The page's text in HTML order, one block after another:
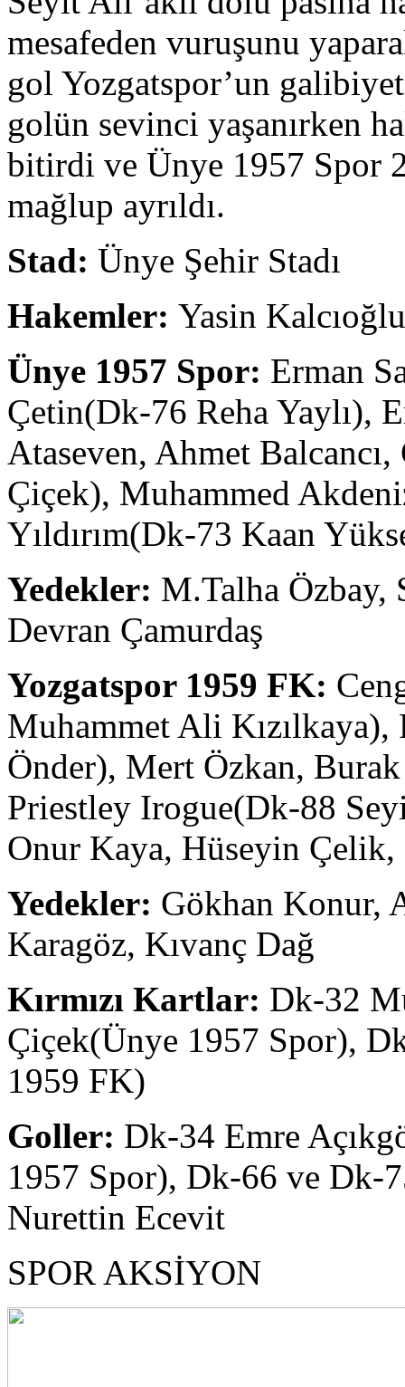
mesafeden vuruşunu
gol Yozgatspor’un
golün sevinci yaşanırken
bitirdi ve Ünye 1957 Spor
mağlup ayrıldı.
Stad: Ünye Şehir Stadı
Hakemler: Yasin
Ünye 1957 Spor: Erman
Çetin(Dk-76 Reha Yaylı),
Ataseven, Ahmet
Çiçek), Muhammed
Yıldırım(Dk-73 Kaan
Yedekler: M.Talha Özbay,
Devran Çamurdaş
Yozgatspor 1959 FK:
Muhammet Ali
Önder), Mert Özkan,
Priestley Irogue(Dk-88
Onur Kaya, Hüseyin
Yedekler: Gökhan Konur,
Karagöz, Kıvanç Dağ
Kırmızı Kartlar: Dk-32
Çiçek(Ünye 1957 Spor),
1959 FK)
Goller: Dk-34 Emre
1957 Spor), Dk-66 ve Dk-
Nurettin Ecevit
SPOR AKSİYON